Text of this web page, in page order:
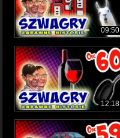
09:50
12:18